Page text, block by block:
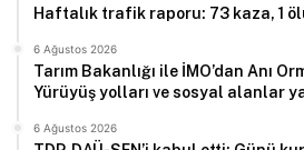
Haftalık trafik raporu: 73 kaza, 1
6 Ağustos 2026
Tarım Bakanlığı ile İMO’dan Anı
Yürüyüş yolları ve sosyal alanlar
6 Ağustos 2026